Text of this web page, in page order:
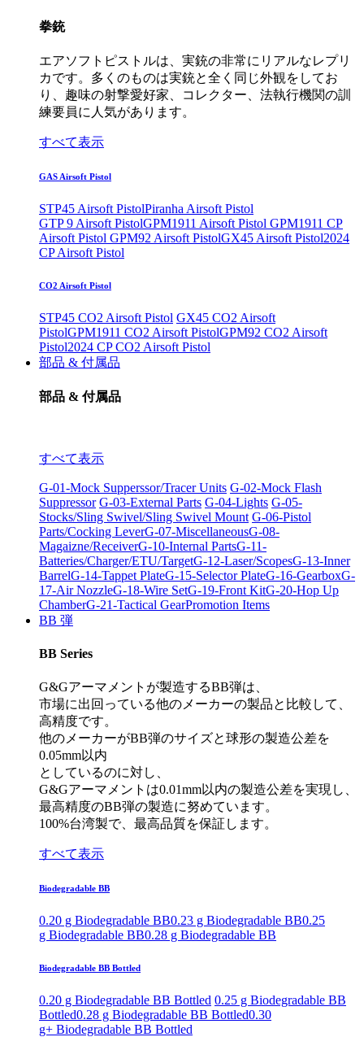
拳銃
エアソフトピストルは、実銃の非常にリアルなレプリ
カです。多くのものは実銃と全く同じ外観をしてお
り、趣味の射撃愛好家、コレクター、法執行機関の訓
練要員に人気があります。
すべて表示
GAS Airsoft Pistol
STP45 Airsoft PistolPiranha Airsoft Pistol
GTP 9 Airsoft PistolGPM1911 Airsoft Pistol GPM1911 CP
Airsoft Pistol GPM92 Airsoft PistolGX45 Airsoft Pistol2024
CP Airsoft Pistol
CO2 Airsoft Pistol
STP45 CO2 Airsoft Pistol GX45 CO2 Airsoft
PistolGPM1911 CO2 Airsoft PistolGPM92 CO2 Airsoft
Pistol2024 CP CO2 Airsoft Pistol
部品 & 付属品
部品 & 付属品
すべて表示
G-01-Mock Supperssor/Tracer Units G-02-Mock Flash
Suppressor G-03-External Parts G-04-Lights G-05-
Stocks/Sling Swivel/Sling Swivel Mount G-06-Pistol
Parts/Cocking LeverG-07-MiscellaneousG-08-
Magaizne/ReceiverG-10-Internal PartsG-11-
Batteries/Charger/ETU/TargetG-12-Laser/ScopesG-13-Inner
BarrelG-14-Tappet PlateG-15-Selector PlateG-16-GearboxG-
17-Air NozzleG-18-Wire SetG-19-Front KitG-20-Hop Up
ChamberG-21-Tactical GearPromotion Items
BB 弾
BB Series
G&Gアーマメントが製造するBB弾は、
市場に出回っている他のメーカーの製品と比較して、
高精度です。
他のメーカーがBB弾のサイズと球形の製造公差を
0.05mm以内
としているのに対し、
G&Gアーマメントは0.01mm以内の製造公差を実現し、
最高精度のBB弾の製造に努めています。
100%台湾製で、最高品質を保証します。
すべて表示
Biodegradable BB
0.20 g Biodegradable BB0.23 g Biodegradable BB0.25
g Biodegradable BB0.28 g Biodegradable BB
Biodegradable BB Bottled
0.20 g Biodegradable BB Bottled 0.25 g Biodegradable BB
Bottled0.28 g Biodegradable BB Bottled0.30
g+ Biodegradable BB Bottled